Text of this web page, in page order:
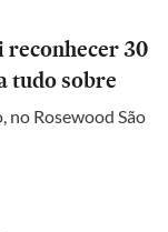
reconhecer 30
tudo sobre
no Rosewood São